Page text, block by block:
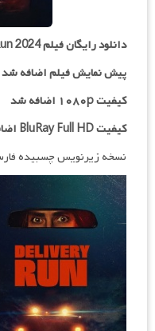
دانلود رایگان فیلم2024
پیش نمایش فیلم اضافه شد
کیفیت ۱۰۸۰p اضافه شد
کیفیت BluRay Full HD اضافه شد
نسخه زیرنویس چسبیده